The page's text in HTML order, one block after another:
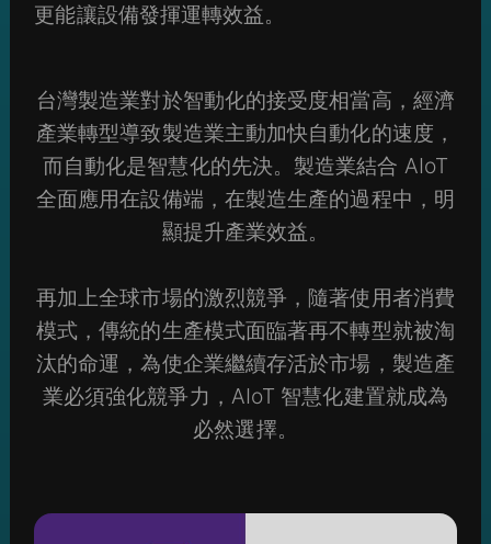
更能讓設備發揮運轉效益。
台灣製造業對於智動化的接受度相當高，經濟
產業轉型導致製造業主動加快自動化的速度，
而自動化是智慧化的先決。製造業結合 AIoT
全面應用在設備端，在製造生產的過程中，明
顯提升產業效益。
再加上全球市場的激烈競爭，隨著使用者消費
模式，傳統的生產模式面臨著再不轉型就被淘
汰的命運，為使企業繼續存活於市場，製造產
業必須強化競爭力，AIoT 智慧化建置就成為
必然選擇。